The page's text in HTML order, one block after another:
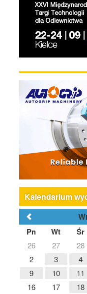
Kalendarium
Pn Wt Śr
26 27 28
2
3 4
9
10 11
16
17 18